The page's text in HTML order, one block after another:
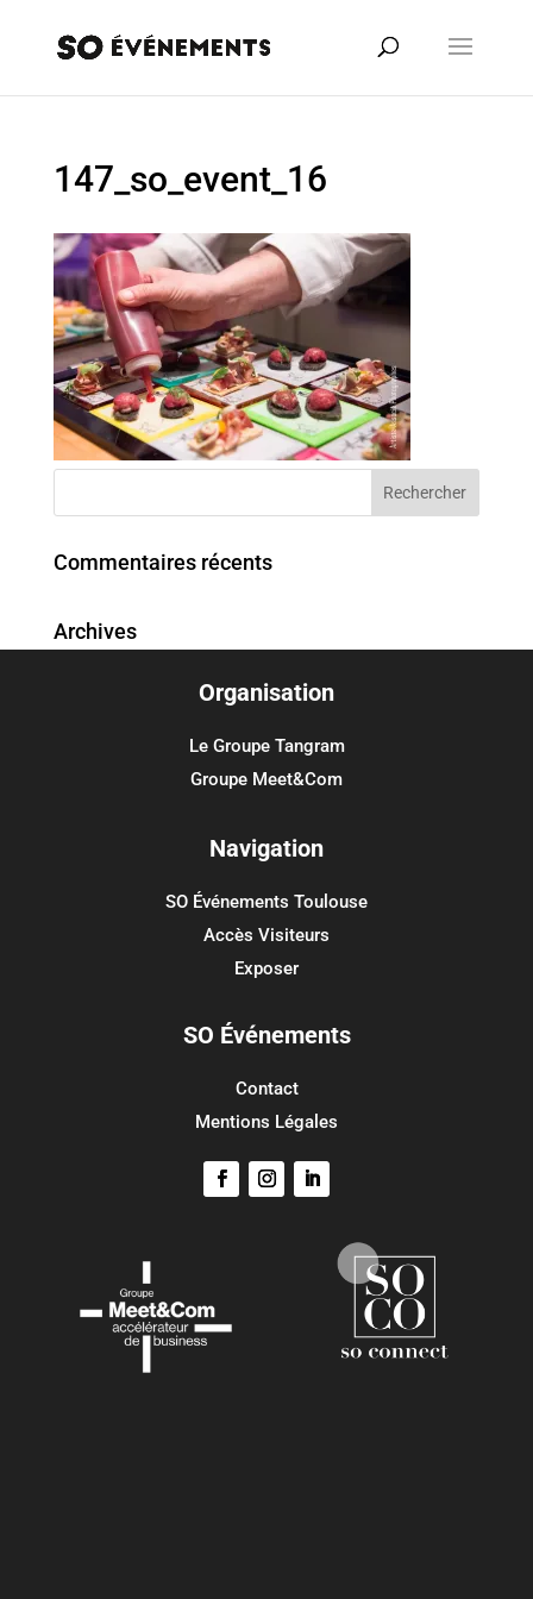
147_so_event_16
Commentaires récents
Archives
Flux des commentaires
Site de WordPress-FR
Organisation
Le Groupe Tangram
Groupe Meet&Com
Navigation
SO Événements Toulouse
Accès Visiteurs
Exposer
SO Événements
Contact
Mentions Légales